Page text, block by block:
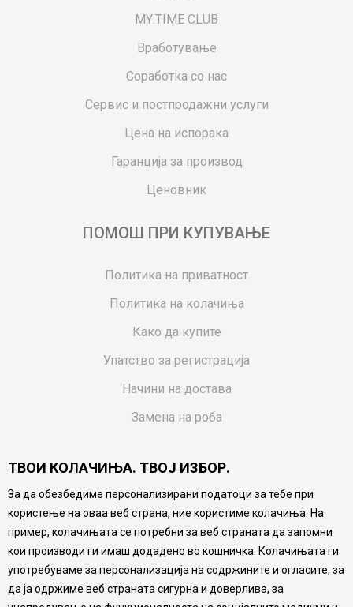
MY:TIME CLUB
Вработување
Соработка со нас
Сервис и постпродажни услуги
Цена на испорака
Гаранција за производ
Ценовник
ПОМОШ ПРИ КУПУВАЊЕ
Политика на приватност
Политика на колачиња
Како да купите
Упатство за регистрација
Начини на достава
Замена на роба
Ваучери
Product Finder
FAQs
Настојуваме да бидеме што попрецизни во описот на
производите, прикажување на слики и цени, но не
можеме да гарантираме дека сите информации се
ТВОИ КОЛАЧИЊА. ТВОЈ ИЗБОР.
За да обезбедиме персонализирани податоци за тебе при
користење на оваа веб страна, ние користиме колачиња. На
пример, колачињата се потребни за веб страната да запомни
кои производи ги имаш додадено во кошничка. Колачињата ги
употребуваме за персонализација на содржините и огласите, за
да ја одржиме веб страната сигурна и доверлива, за